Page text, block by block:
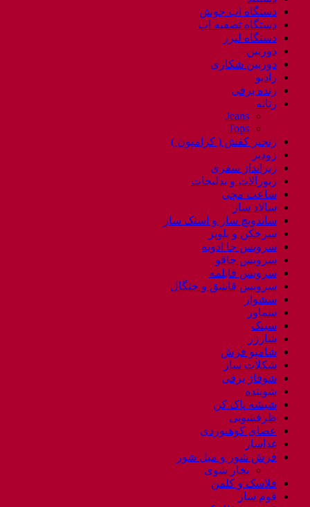
دستگاه اب جوش
دستگاه تصفیه اب
دستگاه لیزر
دوربین
دوربین شکاری
رادیو
رنده برقی
زنانه
Jeans
Tops
زنجیر کفش ( کرامپون )
زودپز
زیرانداز سفری
زیورآلات و بدلیجات
ساعت مچی
سالاد ساز
ساندویچ ساز و اسنک ساز
سرخکن و پلوپز
سرویس جا ادویه
سرویس چاقو
سرویس قابلمه
سرویس قاشق و چنگال
سشوار
سماور
سینک
شارژر
شامپو فرش
شکلات ساز
شوفاژ برقی
شوینده
شیشه پاک کن
ظرفشویی
عصای کوهنوردی
غذاساز
فرش شور و مبل شور
بخار شوی
فلاسک و کلمن
فوم ساز